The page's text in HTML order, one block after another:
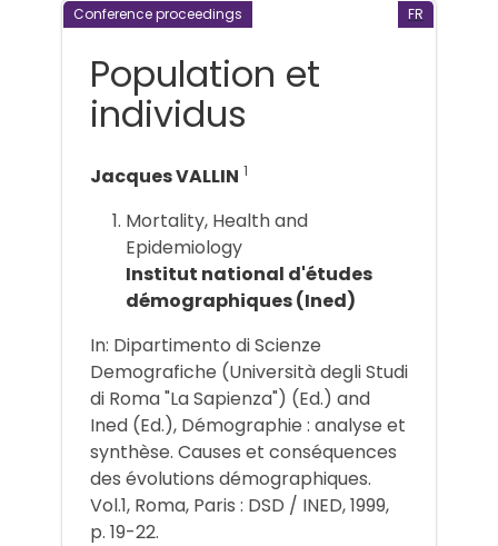
Conference proceedings FR
Population et
individus
Jacques VALLIN 1
Mortality, Health and
Epidemiology
Institut national d'études
démographiques (Ined)
In: Dipartimento di Scienze
Demografiche (Università degli Studi
di Roma "La Sapienza") (Ed.) and
Ined (Ed.), Démographie : analyse et
synthèse. Causes et conséquences
des évolutions démographiques.
Vol.1, Roma, Paris : DSD / INED, 1999,
p. 19-22.